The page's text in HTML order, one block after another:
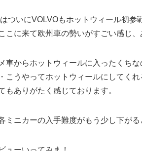
ついにVOLVOもホットウィール初参
こに来て欧州車の勢いがすごい感じ、
車からホットウィールに入ったくち
こうやってホットウィールにしてく
もありがたく感じております。
ミニカーの入手難度がもう少し下が